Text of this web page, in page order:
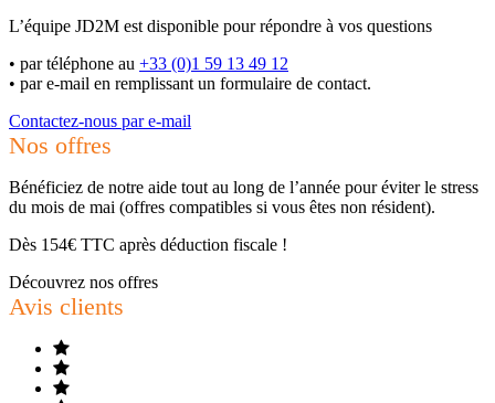
L’équipe JD2M est disponible pour répondre à vos questions
• par téléphone au +33 (0)1 59 13 49 12
• par e-mail en remplissant un formulaire de contact.
Contactez-nous par e-mail
Nos offres
Bénéficiez de notre aide tout au long de l’année pour éviter le stress
du mois de mai (offres compatibles si vous êtes non résident).
Dès 154€ TTC après déduction fiscale !
Découvrez nos offres
Avis clients